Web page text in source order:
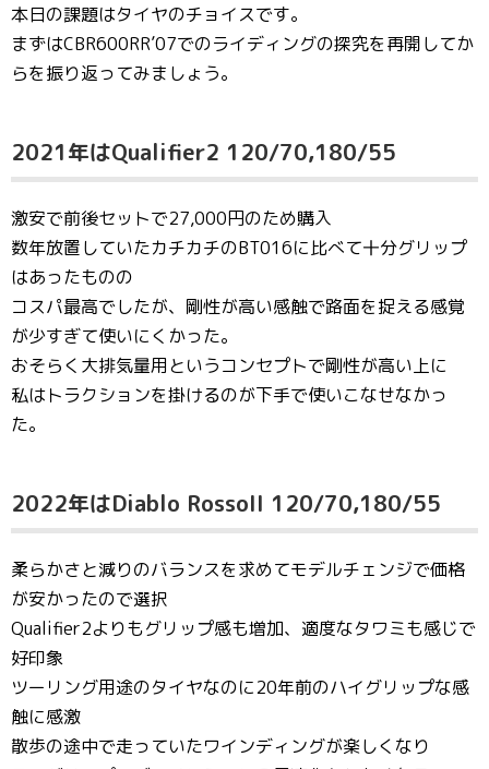
本日の課題はタイヤのチョイスです。
まずはCBR600RR’07でのライディングの探究を再開してか
らを振り返ってみましょう。
2021年はQualifier2 120/70,180/55
激安で前後セットで27,000円のため購入
数年放置していたカチカチのBT016に比べて十分グリップ
はあったものの
コスパ最高でしたが、剛性が高い感触で路面を捉える感覚
が少すぎて使いにくかった。
おそらく大排気量用というコンセプトで剛性が高い上に
私はトラクションを掛けるのが下手で使いこなせなかっ
た。
2022年はDiablo RossoII 120/70,180/55
柔らかさと減りのバランスを求めてモデルチェンジで価格
が安かったので選択
Qualifier2よりもグリップ感も増加、適度なタワミも感じで
好印象
ツーリング用途のタイヤなのに20年前のハイグリップな感
触に感激
散歩の途中で走っていたワインディングが楽しくなり